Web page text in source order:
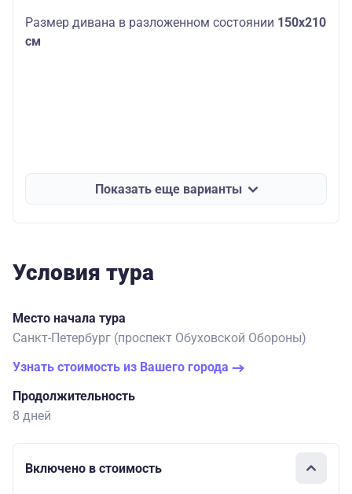
Размер дивана в разложенном состоянии 150х210
см
Показать еще варианты
Условия тура
Место начала тура
Санкт-Петербург (проспект Обуховской Обороны)
Узнать стоимость из Вашего города
Продолжительность
8 дней
Включено в стоимость